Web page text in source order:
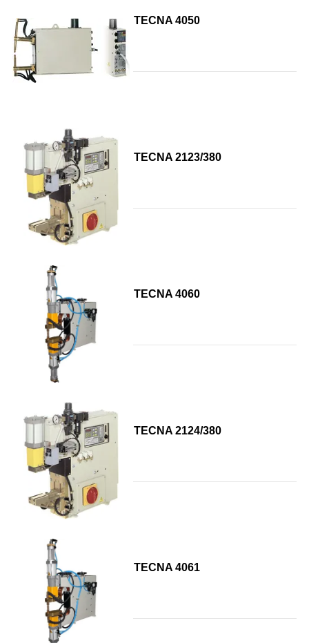
TECNA 4050
TECNA 2123/380
TECNA 4060
TECNA 2124/380
TECNA 4061